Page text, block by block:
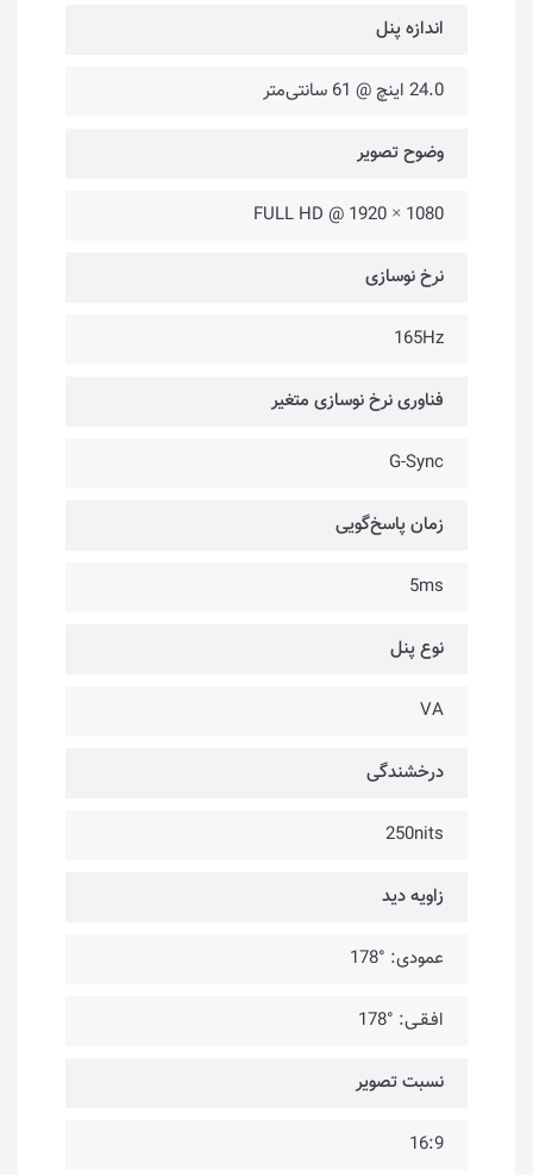
اندازه پنل
24.0 اینچ @ 61 سانتی‌متر
وضوح تصویر
FULL HD @ 1920 × 1080
نرخ نوسازی
165Hz
فناوری نرخ نوسازی متغیر
G-Sync
زمان پاسخ‌گویی
5ms
نوع پنل
VA
درخشندگی
250nits
زاویه دید
عمودی: °178
افـقـی: °178
نسبت تصویر
16:9